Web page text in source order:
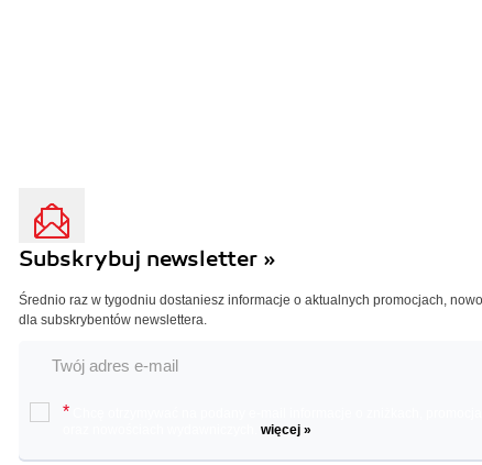
Subskrybuj newsletter »
Średnio raz w tygodniu dostaniesz informacje o aktualnych promocjach,
dla subskrybentów newslettera.
*
więcej »